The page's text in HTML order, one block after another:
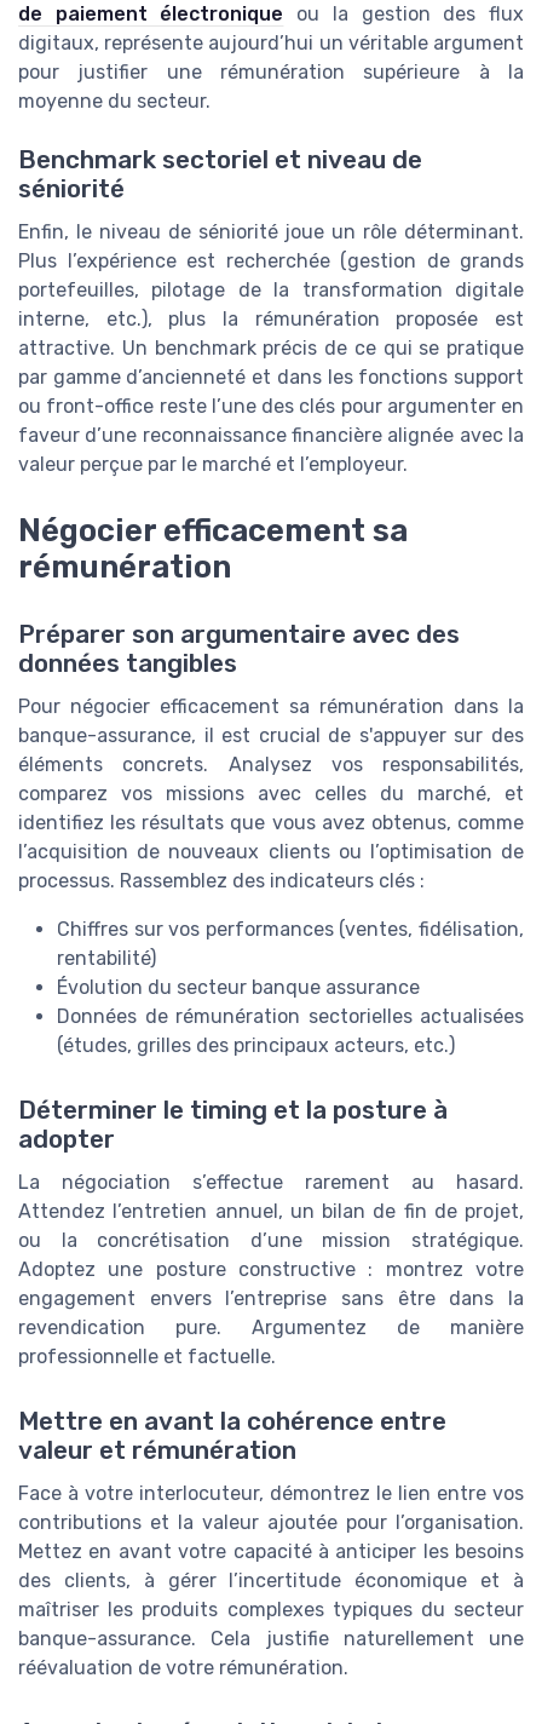
de paiement électronique ou la gestion des flux
digitaux, représente aujourd’hui un véritable argument
pour justifier une rémunération supérieure à la
moyenne du secteur.
Benchmark sectoriel et niveau de
séniorité
Enfin, le niveau de séniorité joue un rôle déterminant.
Plus l’expérience est recherchée (gestion de grands
portefeuilles, pilotage de la transformation digitale
interne, etc.), plus la rémunération proposée est
attractive. Un benchmark précis de ce qui se pratique
par gamme d’ancienneté et dans les fonctions support
ou front-office reste l’une des clés pour argumenter en
faveur d’une reconnaissance financière alignée avec la
valeur perçue par le marché et l’employeur.
Négocier efficacement sa
rémunération
Préparer son argumentaire avec des
données tangibles
Pour négocier efficacement sa rémunération dans la
banque-assurance, il est crucial de s'appuyer sur des
éléments concrets. Analysez vos responsabilités,
comparez vos missions avec celles du marché, et
identifiez les résultats que vous avez obtenus, comme
l’acquisition de nouveaux clients ou l’optimisation de
processus. Rassemblez des indicateurs clés :
Chiffres sur vos performances (ventes, fidélisation,
rentabilité)
Évolution du secteur banque assurance
Données de rémunération sectorielles actualisées
(études, grilles des principaux acteurs, etc.)
Déterminer le timing et la posture à
adopter
La négociation s’effectue rarement au hasard.
Attendez l’entretien annuel, un bilan de fin de projet,
ou la concrétisation d’une mission stratégique.
Adoptez une posture constructive : montrez votre
engagement envers l’entreprise sans être dans la
revendication pure. Argumentez de manière
professionnelle et factuelle.
Mettre en avant la cohérence entre
valeur et rémunération
Face à votre interlocuteur, démontrez le lien entre vos
contributions et la valeur ajoutée pour l’organisation.
Mettez en avant votre capacité à anticiper les besoins
des clients, à gérer l’incertitude économique et à
maîtriser les produits complexes typiques du secteur
banque-assurance. Cela justifie naturellement une
réévaluation de votre rémunération.